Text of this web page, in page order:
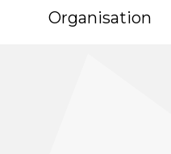
Organisation